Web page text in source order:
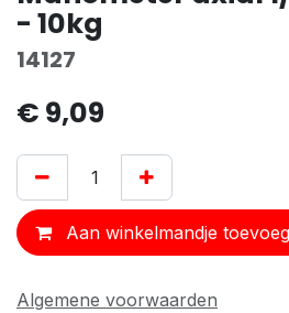
- 10kg
14127
€ 9,09
Aan winkelmandje
Algemene voorwaarden